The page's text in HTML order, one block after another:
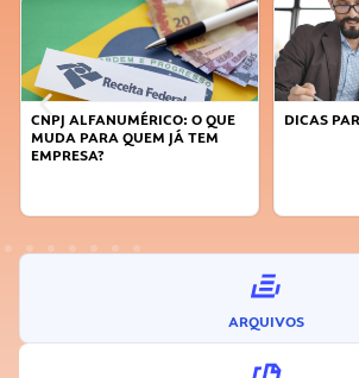
DICAS PARA OBTER CRÉDITO
FAÇA A
ARQUIVOS